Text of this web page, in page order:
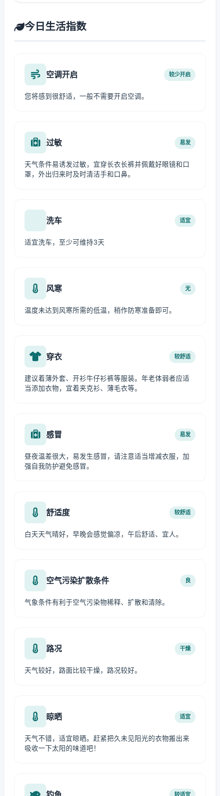
今日生活指数
空调开启 较少开启
您将感到很舒适，一般不需要开启空调。
过敏 易发
天气条件易诱发过敏，宜穿长衣长裤并佩戴好眼镜和口
罩，外出归来时及时清洁手和口鼻。
洗车 适宜
适宜洗车，至少可维持3天
风寒 无
温度未达到风寒所需的低温，稍作防寒准备即可。
穿衣 较舒适
建议着薄外套、开衫牛仔衫裤等服装。年老体弱者应适
当添加衣物，宜着夹克衫、薄毛衣等。
感冒 易发
昼夜温差很大，易发生感冒，请注意适当增减衣服，加
强自我防护避免感冒。
舒适度 较舒适
白天天气晴好，早晚会感觉偏凉，午后舒适、宜人。
空气污染扩散条件 良
气象条件有利于空气污染物稀释、扩散和清除。
路况 干燥
天气较好，路面比较干燥，路况较好。
晾晒 适宜
天气不错，适宜晾晒。赶紧把久未见阳光的衣物搬出来
吸收一下太阳的味道吧！
较适宜